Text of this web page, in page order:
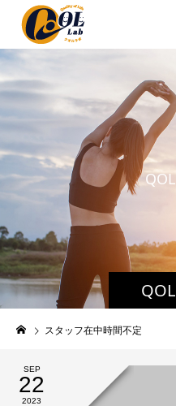
QOL
スタッフ在中時間不定
SEP
22
2023